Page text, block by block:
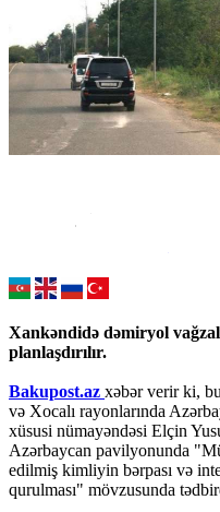
Xankəndidə dəmiryol
planlaşdırılır.
Bakupost.az xəbər verir ki,
və Xocalı rayonlarında
xüsusi nümayəndəsi Elçin
Azərbaycan pavilyonunda
edilmiş kimliyin bərpası və
qurulması" mövzusunda